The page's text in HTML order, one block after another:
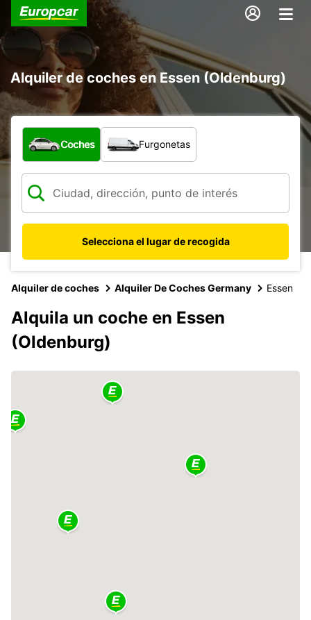
Alquiler de coches en Essen (Oldenburg)
¿Qué tipo de vehículo?
Coches Furgonetas
Selecciona el lugar de recogida
Alquiler de coches Alquiler De Coches Germany Essen
Alquila un coche en Essen
(Oldenburg)